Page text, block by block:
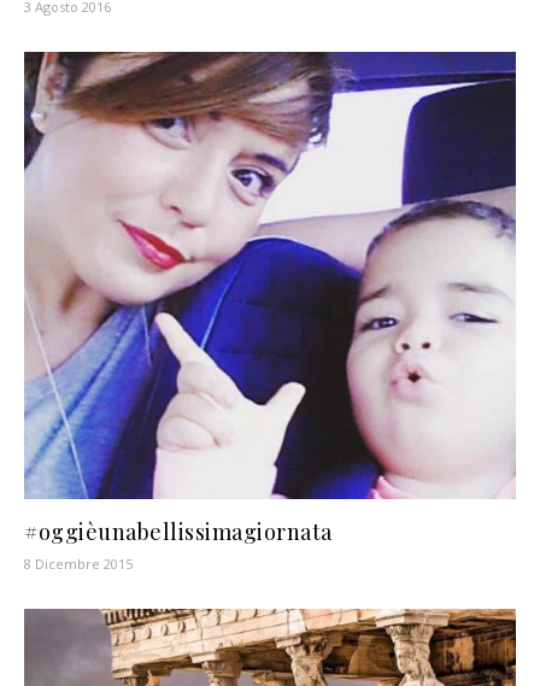
3 Agosto 2016
#‎oggièunabellissimagiornata
8 Dicembre 2015